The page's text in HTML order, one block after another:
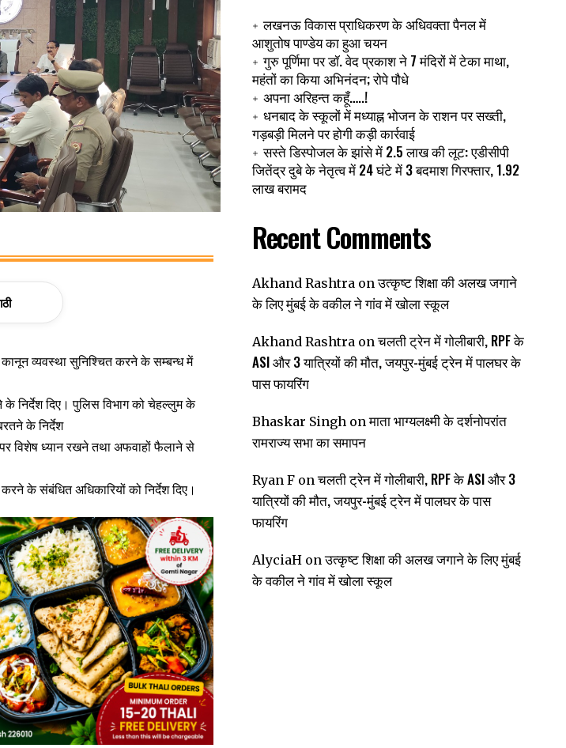
व्यवस्था सुनिश्चित करने के सम्बन्ध में
के निर्देश दिए। पुलिस विभाग को चेहल्लुम के
के निर्देश
विशेष ध्यान रखने तथा अफवाहों फैलाने से
के संबंधित अधिकारियों को निर्देश दिए।
लखनऊ विकास प्राधिकरण के अधिवक्ता पैनल में
आशुतोष पाण्डेय का हुआ चयन
गुरु पूर्णिमा पर डॉ. वेद प्रकाश ने 7 मंदिरों में टेका माथा,
महंतों का किया अभिनंदन; रोपे पौधे
अपना अरिहन्त कहूँ…..!
धनबाद के स्कूलों में मध्याह्न भोजन के राशन पर सख्ती,
गड़बड़ी मिलने पर होगी कड़ी कार्रवाई
सस्ते डिस्पोजल के झांसे में 2.5 लाख की लूट: एडीसीपी
जितेंद्र दुबे के नेतृत्व में 24 घंटे में 3 बदमाश गिरफ्तार, 1.92
लाख बरामद
Recent Comments
Akhand Rashtra onउत्कृष्ट शिक्षा की अलख जगाने
के लिए मुंबई के वकील ने गांव में खोला स्कूल
Akhand Rashtra onचलती ट्रेन में गोलीबारी, RPF के
ASI और 3 यात्रियों की मौत, जयपुर-मुंबई ट्रेन में पालघर के
पास फायरिंग
Bhaskar Singh onमाता भाग्यलक्ष्मी के दर्शनोपरांत
रामराज्य सभा का समापन
Ryan Fonचलती ट्रेन में गोलीबारी, RPF के ASI और 3
यात्रियों की मौत, जयपुर-मुंबई ट्रेन में पालघर के पास
फायरिंग
AlyciaHonउत्कृष्ट शिक्षा की अलख जगाने के लिए मुंबई
के वकील ने गांव में खोला स्कूल